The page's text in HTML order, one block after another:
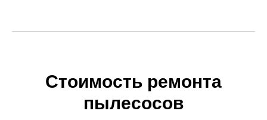
Стоимость ремонта
пылесосов